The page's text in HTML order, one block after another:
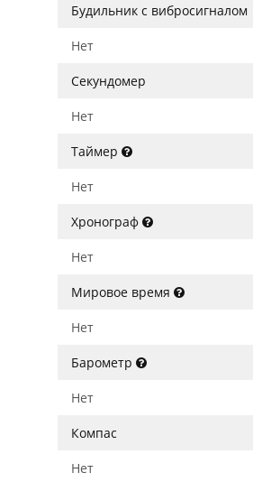
Будильник с вибросигналом
Нет
Секундомер
Нет
Таймер
Нет
Хронограф
Нет
Мировое время
Нет
Барометр
Нет
Компас
Нет